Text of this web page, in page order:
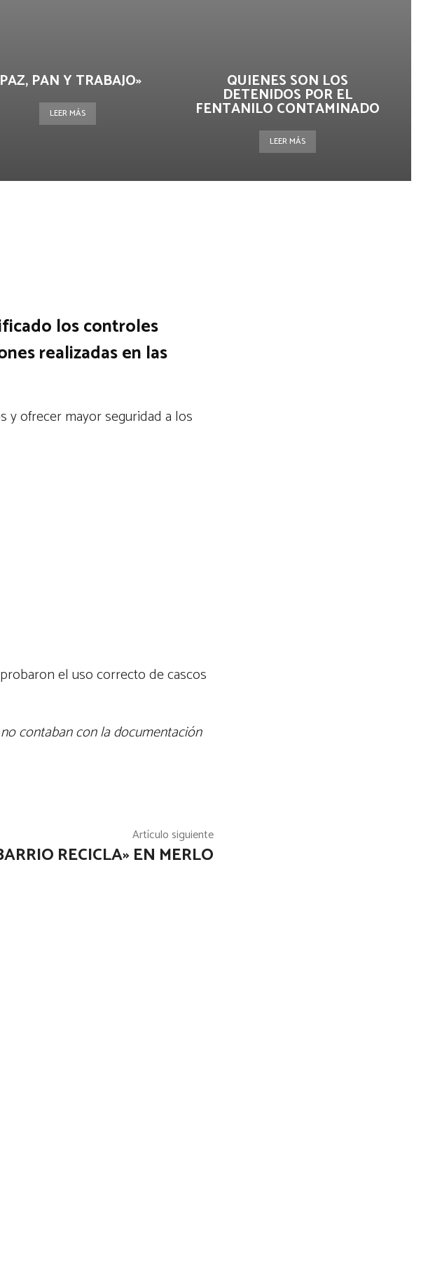
PAN Y TRABAJO»
LEER MÁS
QUIENES SON LOS
DETENIDOS POR EL
FENTANILO CONTAMINADO
LEER MÁS
los controles
realizadas en las
y ofrecer mayor seguridad a los
el uso correcto de cascos
contaban con la documentación
Artículo siguiente
RECICLA» EN MERLO